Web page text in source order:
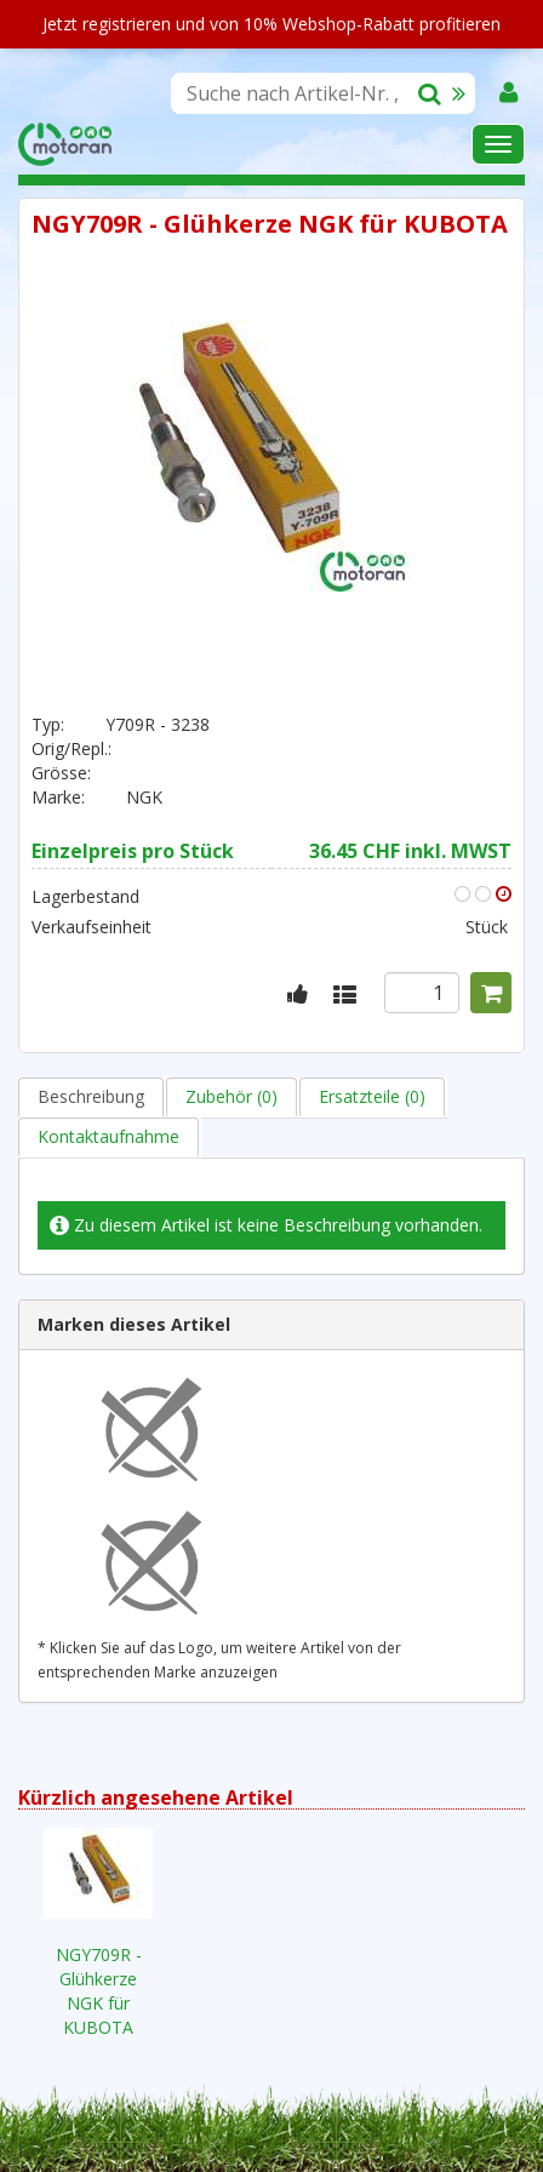
Jetzt registrieren und von 10% Webshop-Rabatt profitieren
SORTIMENT
NGY709R - Glühkerze NGK für KUBOTA
Typ:
Y709R - 3238
Orig/Repl.:
Grösse:
Marke:
NGK
Einzelpreis pro Stück 36.45 CHF inkl. MWST
Lagerbestand
Verkaufseinheit
Stück
Beschreibung Zubehör (0)
Ersatzteile (0)
Kontaktaufnahme
Zu diesem Artikel ist keine Beschreibung vorhanden.
Marken dieses Artikel
* Klicken Sie auf das Logo, um weitere Artikel von der
entsprechenden Marke anzuzeigen
Kürzlich angesehene Artikel
NGY709R -
Glühkerze
NGK für
KUBOTA